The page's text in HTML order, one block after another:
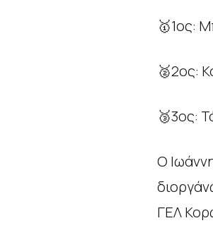
🥇1ος:
🥈2ος:
🥉3ος:
Ο
ΓΕΛ